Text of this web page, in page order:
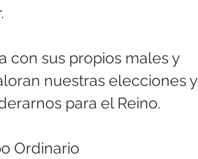
con sus propios males y
nuestras elecciones y
para el Reino.
Ordinario